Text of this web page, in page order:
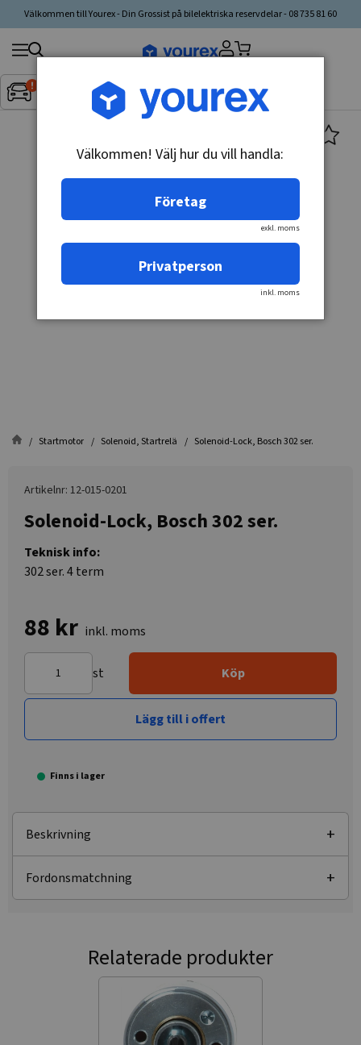
Välkommen till Yourex - Din Grossist på bilelektriska reservdelar - 08 735 81 60
Inget fordon valt▼
Sök
produkt,
tillverkare,
Startmotor Solenoid, Startrelä Solenoid-Lock, Bosch 302 ser.
Artikelnr: 12-015-0201
Solenoid-Lock, Bosch 302 ser.
Teknisk info:
302 ser. 4 term
88 kr inkl. moms
st Köp
Lägg till i offert
Finns i lager
Beskrivning
Fordonsmatchning
Relaterade produkter
Välkommen! Välj hur du vill handla:
Företag
exkl. moms
Privatperson
inkl. moms